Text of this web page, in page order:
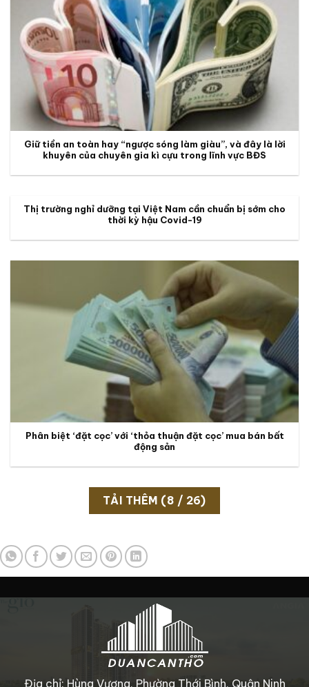
Giữ tiền an toàn hay “ngược sóng làm giàu”, và đây là lời
khuyên của chuyên gia kì cựu trong lĩnh vực BĐS
Thị trường nghỉ dưỡng tại Việt Nam cần chuẩn bị sớm cho
thời kỳ hậu Covid-19
Phân biệt ‘đặt cọc’ với ‘thỏa thuận đặt cọc’ mua bán bất
động sản
TẢI THÊM (8 / 26)
Địa chỉ: Hùng Vương, Phường Thới Bình, Quận Ninh